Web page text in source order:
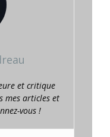
et critique
mes articles et
vous !